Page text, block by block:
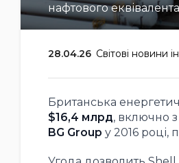
нафтового
28.04.26 Світові новини
Британська
$16,4 млрд, включно
BG Group у 2016 році,